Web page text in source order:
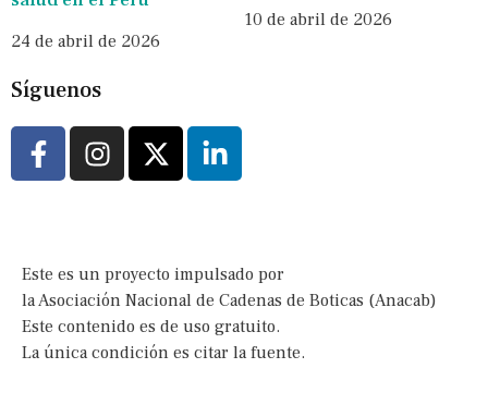
24 de abril de 2026
10 de abril de 2026
Síguenos
Este es un proyecto impulsado por
la Asociación Nacional de Cadenas de Boticas (Anacab)
Este contenido es de uso gratuito.
La única condición es citar la fuente.